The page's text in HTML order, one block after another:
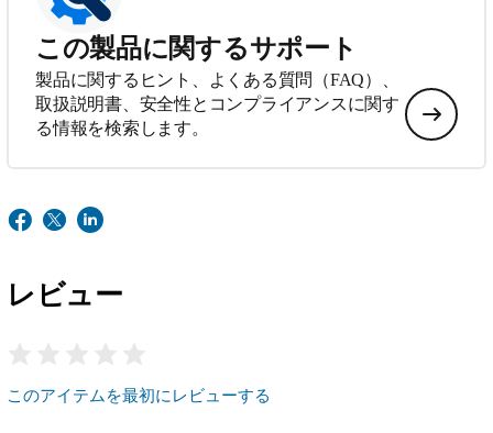
この製品に関するサポート
製品に関するヒント、よくある質問（FAQ）、
取扱説明書、安全性とコンプライアンスに関す
る情報を検索します。
レビュー
このアイテムを最初にレビューする